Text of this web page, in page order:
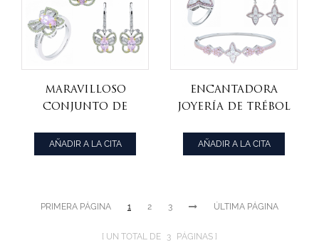
maravilloso
conjunto de
mariposa damas
AÑADIR A LA CITA
encantadora
joyería de trébol
en plata
esterlina
AÑADIR A LA CITA
PRIMERA PÁGINA 1 2 3 ÚLTIMA PÁGINA
UN TOTAL DE 3 PÁGINAS